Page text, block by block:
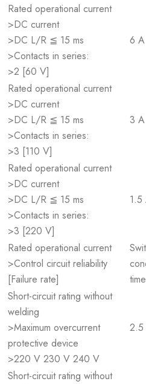
Rated operational current
>DC current
>DC L/R ≦ 15 ms
>Contacts in series:
>2 [60 V]
6 A
Rated operational current
>DC current
>DC L/R ≦ 15 ms
>Contacts in series:
>3 [110 V]
3 A
Rated operational current
>DC current
>DC L/R ≦ 15 ms
>Contacts in series:
>3 [220 V]
1.5
Rated operational current
>Control circuit reliability
[Failure rate]
Short-circuit rating without
welding
>Maximum overcurrent
protective device
>220 V 230 V 240 V
Short-circuit rating without